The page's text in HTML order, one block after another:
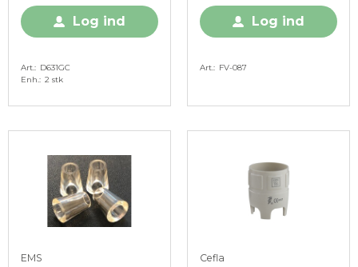
Log ind
Art.
D631GC
Enh. 2 stk
Log ind
Art. FV-087
EMS Cefla